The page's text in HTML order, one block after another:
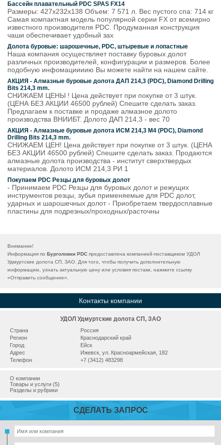
Бассейн плавательный PDC SPAS FX14
Размеры: 427х232х138 Объем: 7 571 л. Вес пустого спа: 714 кг
Самая компактная модель популярной серии FX от всемирно
известного производителя PDC. Продуманная конструкция
чаши обеспечивает удобный зах
Долота буровые: шарошечные, PDC, штыревые и лопастные
Наша компания осуществляет поставку буровых долот
различных производителей, конфигурации и размеров. Более
подобную инфомациииию Вы можете найти на нашем сайте.
АКЦИЯ - Алмазные буровые долота ДАП 214,3 (PDC), Diamond Drilling
Bits 214,3 mm.
СНИЖАЕМ ЦЕНЫ ! Цена действует при покупке от 3 штук.
(ЦЕНА БЕЗ АКЦИИ 46500 рублей) Спешите сделать заказ.
Предлагаем к поставке и продаже алмазное долото
производства ВНИИБТ. Долото ДАП 214,3 - вес 70
АКЦИЯ - Алмазные буровые долота ИСМ 214,3 М4 (PDC), Diamond
Drilling Bits 214,3 mm.
СНИЖАЕМ ЦЕН! Цена действует при покупке от 3 штук. (ЦЕНА
БЕЗ АКЦИИ 46500 рублей) Спешите сделать заказ. Продаются
алмазные долота производства - институт сверхтвердых
материалов. Долото ИСМ 214,3 РИ 1
Покупаем PDC Резцы для буровых долот
- Принимаем PDC Резцы для буровых долот и режущих
инструментов резцы, зубья применяемые для PDC долот,
ударных и шарошечных долот - Приобретаем твердосплавные
пластины для подрезных/проходных/расточны
Внимание!
Информация по Бурголовки PDC предоставлена компанией-поставщиком УДОЛ
Удмуртские долота СП, ЗАО. Для того, чтобы получить дополнительную
информацию, узнать актуальную цену или условия постаки, нажмите ссылку
«Отправить сообщение».
Контакты компании
УДОЛ Удмуртские долота СП, ЗАО
Страна
Россия
Регион
Краснодарский край
Город
Ейск
Адрес
Ижевск, ул. Красноармейская, 182
Телефон
+7 (3412) 483298
О компании
Товары и услуги (5)
Разделы и рубрики
СДЕЛАТЬ ЗАПРОС